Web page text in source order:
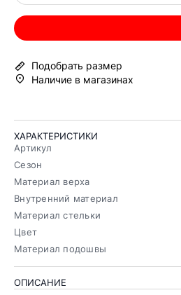
Подобрать размер
Наличие в магазинах
ХАРАКТЕРИСТИКИ
Артикул
Сезон
Материал верха
Внутренний материал
Материал стельки
Цвет
Материал подошвы
ОПИСАНИЕ